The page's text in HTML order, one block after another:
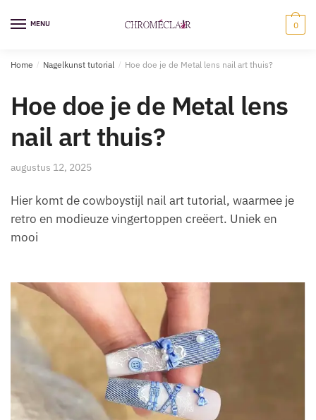
naar
naar
MENU 0
Home / Nagelkunst tutorial / Hoe doe je de Metal lens nail art thuis?
Hoe doe je de Metal lens
nail art thuis?
augustus 12, 2025
Hier komt de cowboystijl nail art tutorial, waarmee je
retro en modieuze vingertoppen creëert. Uniek en
mooi